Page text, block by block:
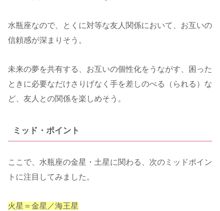
水瓶座なので、とくに対等な友人関係において、お互いの
信頼感が深まりそう。
未来の夢を共有する、お互いの個性化をうながす、困った
ときに必要なだけさりげなく手を差しのべる（られる）な
ど、友人との関係を楽しめそう。
ミッド・ポイント
ここで、水瓶座の金星・土星に関わる、次のミッドポイン
トに注目してみました。
火星＝金星／海王星